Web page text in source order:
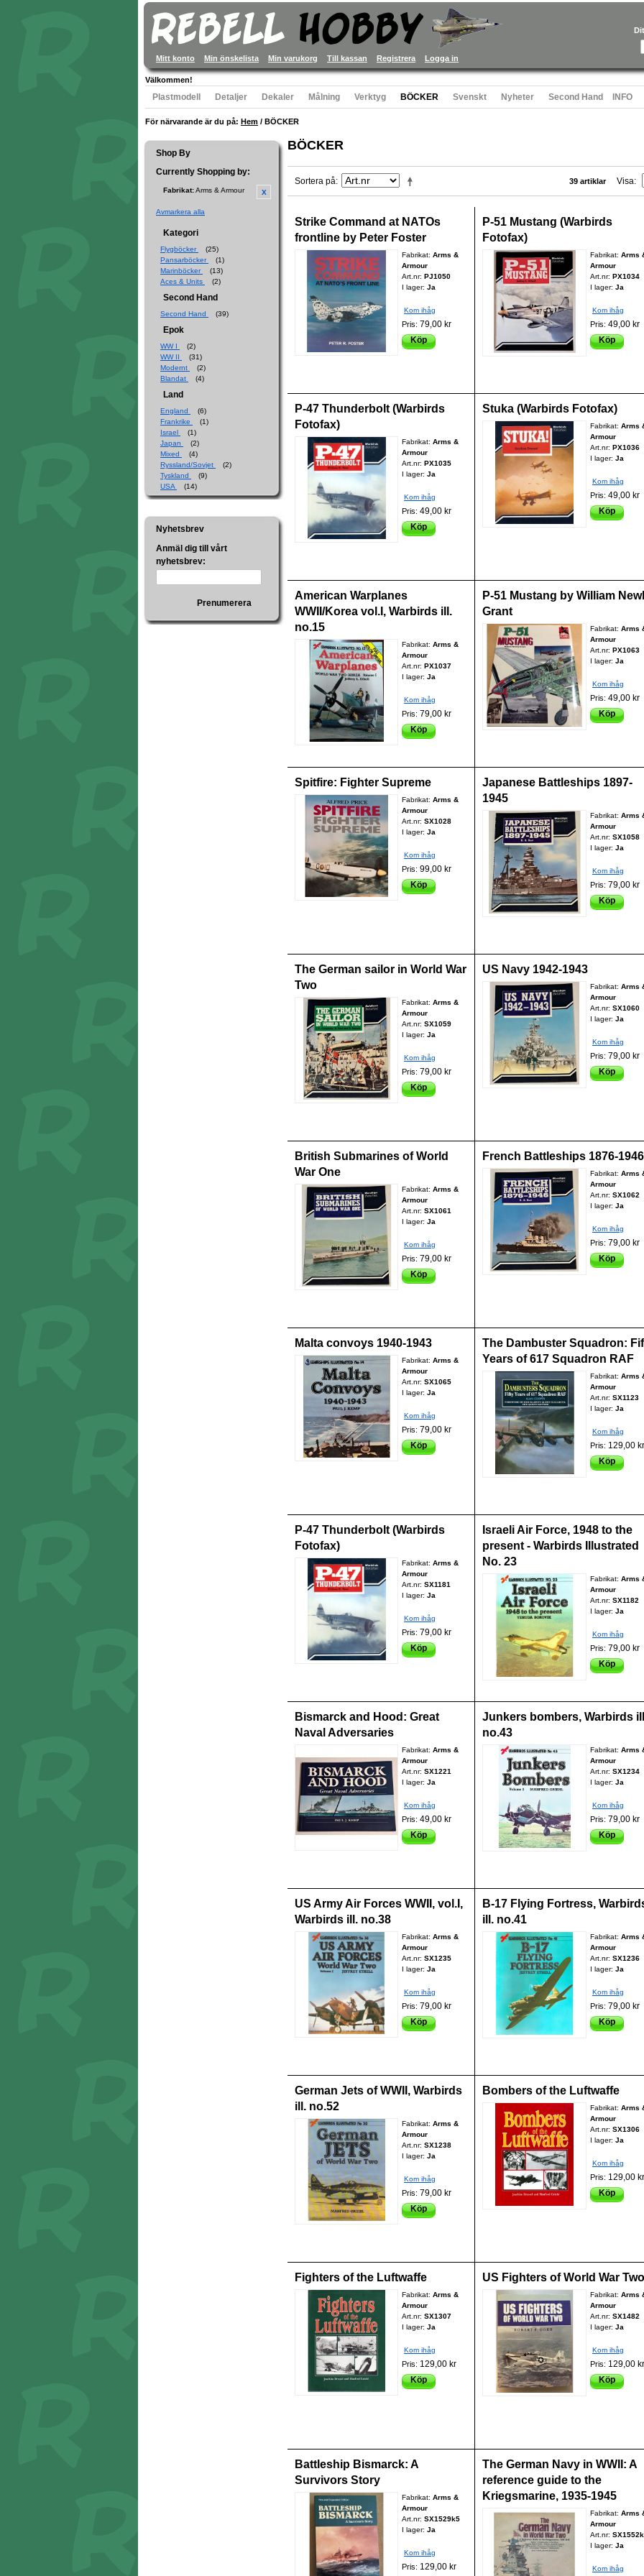
Mitt konto Min önskelista Min varukorg Till kassan Registrera Logga in
Välkommen!
Plastmodell Detaljer Dekaler Målning Verktyg BÖCKER Svenskt Nyheter Second Hand INFO
För närvarande är du på: Hem / BÖCKER
Shop By
Currently Shopping by:
Fabrikat:Arms & Armour
Avmarkera alla
Kategori
Flygböcker
(25)
Pansarböcker
(1)
Marinböcker
(13)
Aces & Units
(2)
Second Hand
Second Hand (39)
Epok
WW I
(2)
WW II
(31)
Modernt
(2)
Blandat
(4)
Land
England
(6)
Frankrike
(1)
Israel
(1)
Japan
(2)
Mixed
(4)
Ryssland/Sovjet
(2)
Tyskland
(9)
USA
(14)
BÖCKER
Sortera på 39 artiklar Visa
Strike Command at NATOs
frontline by Peter Foster
Fabrikat:Arms &
Armour
Art.nr:PJ1050
I lager: Ja
Kom ihåg
Pris:79,00 kr
Köp
P-51 Mustang (Warbirds
Fotofax)
Fabrikat: Arms
Armour
Art.nr: PX1034
I lager: Ja
Kom ihåg
Pris: 49,00 kr
Köp
P-47 Thunderbolt (Warbirds
Fotofax)
Fabrikat:Arms &
Armour
Art.nr:PX1035
I lager: Ja
Kom ihåg
Pris:49,00 kr
Köp
Stuka (Warbirds Fotofax)
Fabrikat: Arms
Armour
Art.nr: PX1036
I lager: Ja
Kom ihåg
Pris: 49,00 kr
Köp
American Warplanes
WWII/Korea vol.I, Warbirds ill.
no.15
Fabrikat:Arms &
Armour
Art.nr:PX1037
I lager: Ja
Kom ihåg
Pris:79,00 kr
Köp
P-51 Mustang by William
Grant
Fabrikat: Arms
Armour
Art.nr: PX1063
I lager: Ja
Kom ihåg
Pris: 49,00 kr
Köp
Spitfire: Fighter Supreme
Fabrikat:Arms &
Armour
Art.nr:SX1028
I lager: Ja
Kom ihåg
Pris:99,00 kr
Köp
Japanese Battleships 1897-
1945
Fabrikat: Arms
Armour
Art.nr: SX1058
I lager: Ja
Kom ihåg
Pris: 79,00 kr
Köp
The German sailor in World War
Two
Fabrikat:Arms &
Armour
Art.nr:SX1059
I lager: Ja
Kom ihåg
Pris:79,00 kr
Köp
US Navy 1942-1943
Fabrikat: Arms
Armour
Art.nr: SX1060
I lager: Ja
Kom ihåg
Pris: 79,00 kr
Köp
British Submarines of World
War One
Fabrikat:Arms &
Armour
Art.nr:SX1061
I lager: Ja
Kom ihåg
Pris:79,00 kr
Köp
French Battleships 1876-1946
Fabrikat: Arms
Armour
Art.nr: SX1062
I lager: Ja
Kom ihåg
Pris: 79,00 kr
Köp
Malta convoys 1940-1943
Fabrikat:Arms &
Armour
Art.nr:SX1065
I lager: Ja
Kom ihåg
Pris:79,00 kr
Köp
The Dambuster Squadron:
Years of 617 Squadron RAF
Fabrikat: Arms
Armour
Art.nr: SX1123
I lager: Ja
Kom ihåg
Pris: 129,00 kr
Köp
P-47 Thunderbolt (Warbirds
Fotofax)
Fabrikat:Arms &
Armour
Art.nr:SX1181
I lager: Ja
Kom ihåg
Pris:79,00 kr
Köp
Israeli Air Force, 1948 to the
present - Warbirds Illustrated
No. 23
Fabrikat: Arms
Armour
Art.nr: SX1182
I lager: Ja
Kom ihåg
Pris: 79,00 kr
Köp
Bismarck and Hood: Great
Naval Adversaries
Fabrikat:Arms &
Armour
Art.nr:SX1221
I lager: Ja
Kom ihåg
Pris:49,00 kr
Köp
Junkers bombers, Warbirds
no.43
Fabrikat: Arms
Armour
Art.nr: SX1234
I lager: Ja
Kom ihåg
Pris: 79,00 kr
Köp
US Army Air Forces WWII, vol.I,
Warbirds ill. no.38
Fabrikat:Arms &
Armour
Art.nr:SX1235
I lager: Ja
Kom ihåg
Pris:79,00 kr
Köp
B-17 Flying Fortress,
ill. no.41
Fabrikat: Arms
Armour
Art.nr: SX1236
I lager: Ja
Kom ihåg
Pris: 79,00 kr
Köp
German Jets of WWII, Warbirds
ill. no.52
Fabrikat:Arms &
Armour
Art.nr:SX1238
I lager: Ja
Kom ihåg
Pris:79,00 kr
Köp
Bombers of the Luftwaffe
Fabrikat: Arms
Armour
Art.nr: SX1306
I lager: Ja
Kom ihåg
Pris: 129,00 kr
Köp
Fighters of the Luftwaffe
Fabrikat:Arms &
Armour
Art.nr:SX1307
I lager: Ja
Kom ihåg
Pris: 129,00 kr
Köp
US Fighters of World War
Fabrikat: Arms
Armour
Art.nr: SX1482
I lager: Ja
Kom ihåg
Pris: 129,00 kr
Köp
Battleship Bismarck: A
Survivors Story
Fabrikat:Arms &
Armour
Art.nr:SX1529k5
I lager: Ja
Kom ihåg
Pris: 129,00 kr
The German Navy in WWII: A
reference guide to the
Kriegsmarine, 1935-1945
Fabrikat: Arms
Armour
Art.nr:
I lager: Ja
Kom ihåg
Nyhetsbrev
Anmäl dig till vårt
nyhetsbrev:
Prenumerera